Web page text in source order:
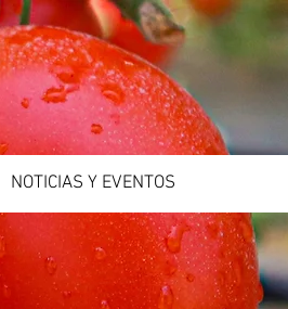
NOTICIAS Y EVENTOS